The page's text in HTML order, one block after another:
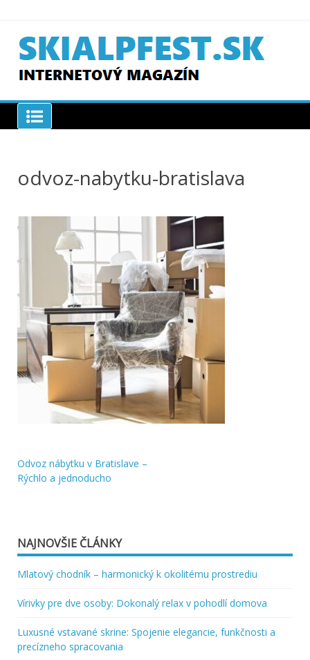
content
SKIAPLFEST.SK
odvoz-nabytku-bratislava
Navigácia
Odvoz nábytku v Bratislave –
Rýchlo a jednoducho
NAJNOVŠIE ČLÁNKY
Mlatový chodník – harmonický k okolitému prostrediu
Vírivky pre dve osoby: Dokonalý relax v pohodlí domova
Luxusné vstavané skrine: Spojenie elegancie, funkčnosti a
precízneho spracovania